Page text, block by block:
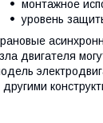
монтажное
уровень
двигателя
другими